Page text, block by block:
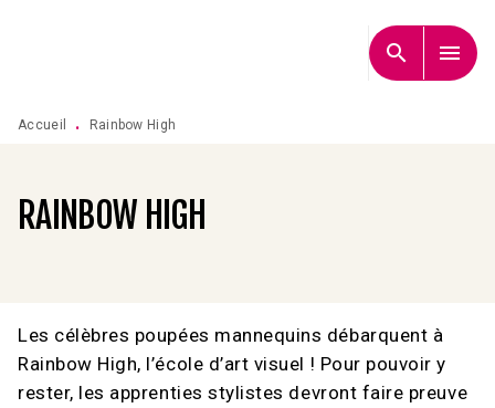
search menu
Accueil • Rainbow High
RAINBOW HIGH
Les célèbres poupées mannequins débarquent à
Rainbow High, l’école d’art visuel ! Pour pouvoir y
rester, les apprenties stylistes devront faire preuve